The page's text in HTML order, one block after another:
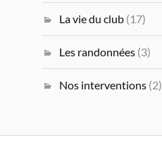
La vie du club (17)
Les randonnées (3)
Nos interventions (2)